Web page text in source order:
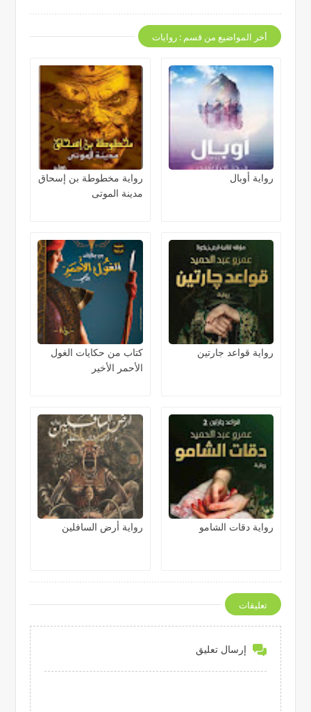
أخر المواضيع من قسم : روايات
رواية أوبال
رواية مخطوطة بن إسحاق
مدينة الموتى
رواية قواعد جارتين
كتاب من حكايات الغول
الأحمر الأخير
رواية دقات الشامو رواية أرض السافلين
تعليقات
إرسال تعليق